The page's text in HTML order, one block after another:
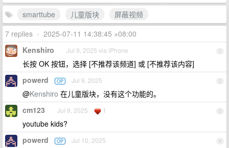
smarttube
儿童版块
屏蔽视频
7 replies • 2025-07-11 14:38:45 +08:00
1
Kenshiro Jul 9, 2025 via iPhone
长按 OK 按钮，选择 [不推荐该频道] 或 [不推荐该内容]
2
powerd OP Jul 9, 2025
@Kenshiro 在儿童版块，没有这个功能的。
3
cm123 Jul 9, 2025 1
youtube kids?
4
powerd OP Jul 10, 2025